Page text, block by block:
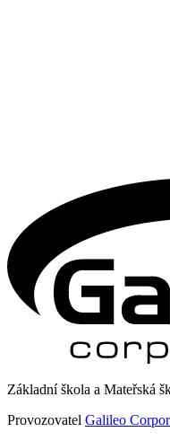
Základní škola a Mateřská
Provozovatel Galileo